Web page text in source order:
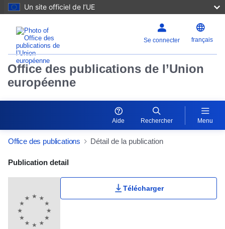
Un site officiel de l’UE
Se connecter français
Office des publications de l’Union
européenne
Aide Rechercher Menu
Office des publications Détail de la publication
Publication Detail Actions Portlet
Publication detail
Télécharger